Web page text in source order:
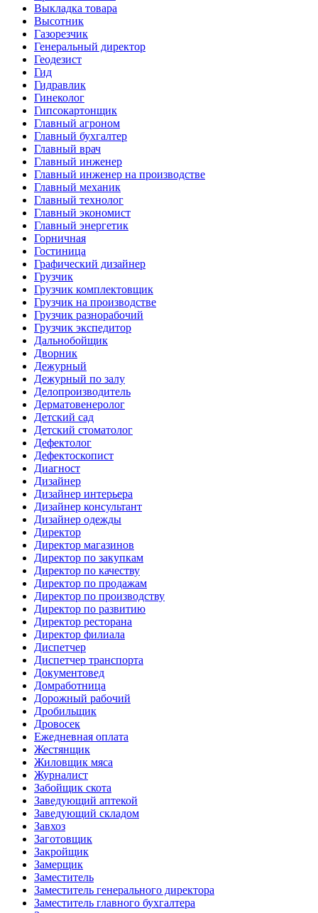
Выкладка товара
Высотник
Газорезчик
Генеральный директор
Геодезист
Гид
Гидравлик
Гинеколог
Гипсокартонщик
Главный агроном
Главный бухгалтер
Главный врач
Главный инженер
Главный инженер на производстве
Главный механик
Главный технолог
Главный экономист
Главный энергетик
Горничная
Гостиница
Графический дизайнер
Грузчик
Грузчик комплектовщик
Грузчик на производстве
Грузчик разнорабочий
Грузчик экспедитор
Дальнобойщик
Дворник
Дежурный
Дежурный по залу
Делопроизводитель
Дерматовенеролог
Детский сад
Детский стоматолог
Дефектолог
Дефектоскопист
Диагност
Дизайнер
Дизайнер интерьера
Дизайнер консультант
Дизайнер одежды
Директор
Директор магазинов
Директор по закупкам
Директор по качеству
Директор по продажам
Директор по производству
Директор по развитию
Директор ресторана
Директор филиала
Диспетчер
Диспетчер транспорта
Документовед
Домработница
Дорожный рабочий
Дробильщик
Дровосек
Ежедневная оплата
Жестянщик
Жиловщик мяса
Журналист
Забойщик скота
Заведующий аптекой
Заведующий складом
Завхоз
Заготовщик
Закройщик
Замерщик
Заместитель
Заместитель генерального директора
Заместитель главного бухгалтера